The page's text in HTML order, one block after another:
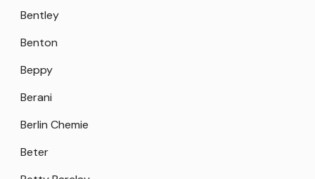
Bentley
Benton
Beppy
Berani
Berlin Chemie
Beter